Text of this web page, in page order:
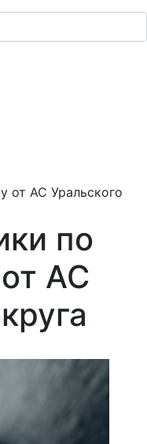
от АС Уральского
по
АС